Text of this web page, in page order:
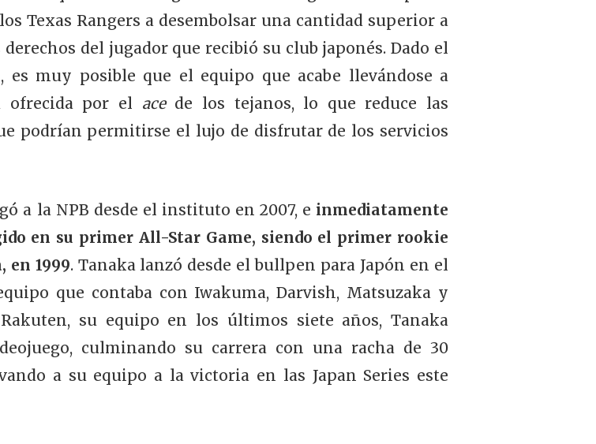
Texas Rangers a desembolsar una cantidad superior a
del jugador que recibió su club japonés. Dado el
muy posible que el equipo que acabe llevándose a
ofrecida por el acede los tejanos, lo que reduce las
podrían permitirse el lujo de disfrutar de los servicios
a la NPB desde el instituto en 2007, e inmediatamente
en su primer All-Star Game, siendo el primer rookie
en 1999. Tanaka lanzó desde el bullpen para Japón en el
que contaba con Iwakuma, Darvish, Matsuzaka y
su equipo en los últimos siete años, Tanaka
culminando su carrera con una racha de 30
a su equipo a la victoria en las Japan Series este